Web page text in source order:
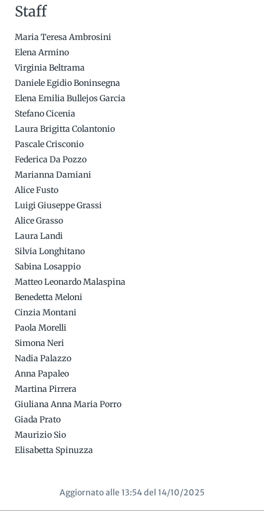
Staff
Maria Teresa Ambrosini
Elena Armino
Virginia Beltrama
Daniele Egidio Boninsegna
Elena Emilia Bullejos Garcia
Stefano Cicenia
Laura Brigitta Colantonio
Pascale Crisconio
Federica Da Pozzo
Marianna Damiani
Alice Fusto
Luigi Giuseppe Grassi
Alice Grasso
Laura Landi
Silvia Longhitano
Sabina Losappio
Matteo Leonardo Malaspina
Benedetta Meloni
Cinzia Montani
Paola Morelli
Simona Neri
Nadia Palazzo
Anna Papaleo
Martina Pirrera
Giuliana Anna Maria Porro
Giada Prato
Maurizio Sio
Elisabetta Spinuzza
Aggiornato alle 13:54 del 14/10/2025